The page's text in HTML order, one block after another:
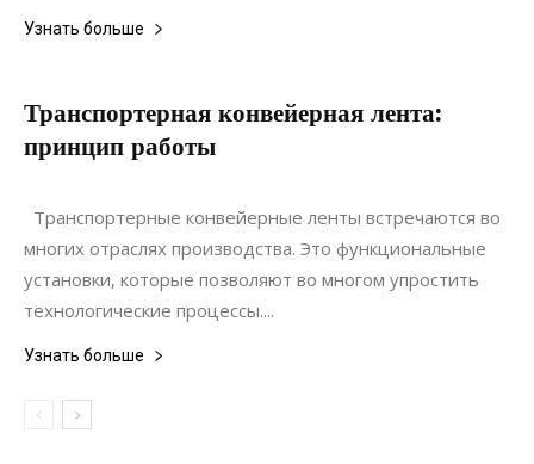
Узнать больше
Транспортерная конвейерная лента:
принцип работы
11.07.2020
Транспортерные конвейерные ленты встречаются во
многих отраслях производства. Это функциональные
установки, которые позволяют во многом упростить
технологические процессы....
Узнать больше